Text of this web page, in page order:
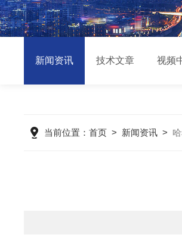
新闻资讯 技术文章 视频
当前位置：首页 > 新闻资讯 >